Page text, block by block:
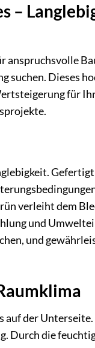
–
anspruchsvolle
suchen. Dieses
für
verleiht dem
und
und
der
Durch die